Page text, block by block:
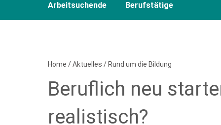
Arbeitsuchende
Berufstätige
Home /Aktuelles / Rund um die Bildung
Beruflich neu
realistisch?